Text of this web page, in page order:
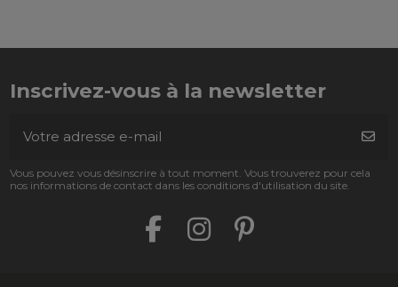
Inscrivez-vous à la newsletter
Vous pouvez vous désinscrire à tout moment. Vous trouverez pour cela
nos informations de contact dans les conditions d'utilisation du site.